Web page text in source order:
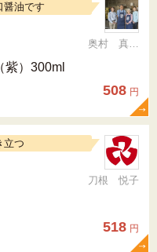
醤油です
奥村 真（ちか）
紫）300ml
508 円
立つ
刀根 悦子
518 円